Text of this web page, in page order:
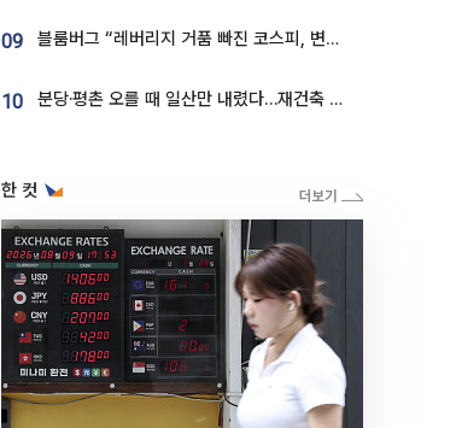
09 블룸버그 “레버리지 거품 빠진 코스피, 변동성 최악 국면 지났을 가능성”
10 분당·평촌 오를 때 일산만 내렸다…재건축 기대감도 ‘무색’
한 컷